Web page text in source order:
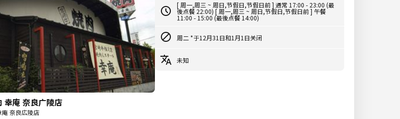
幸庵 奈良广陵店
庵 奈良広陵店
[ 周一,周三 ~ 周日,节假日,节假日前 ] 通常 17:00 - 23:00 (最
後点餐 22:00) [ 周一,周三 ~ 周日,节假日,节假日前 ] 午餐
11:00 - 15:00 (最後点餐 14:00)
周二 *于12月31日和1月1日关闭
未知